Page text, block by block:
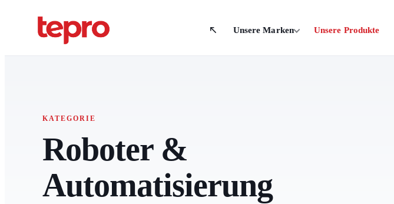
Unsere Marken Unsere Produkte
KATEGORIE
Roboter &
Automatisierung